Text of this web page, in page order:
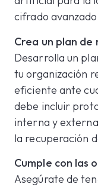
cifrado
Crea un plan
Desarrolla un
tu organización
eficiente ante
debe incluir
interna y
la recuperación
Cumple con las
Asegúrate de